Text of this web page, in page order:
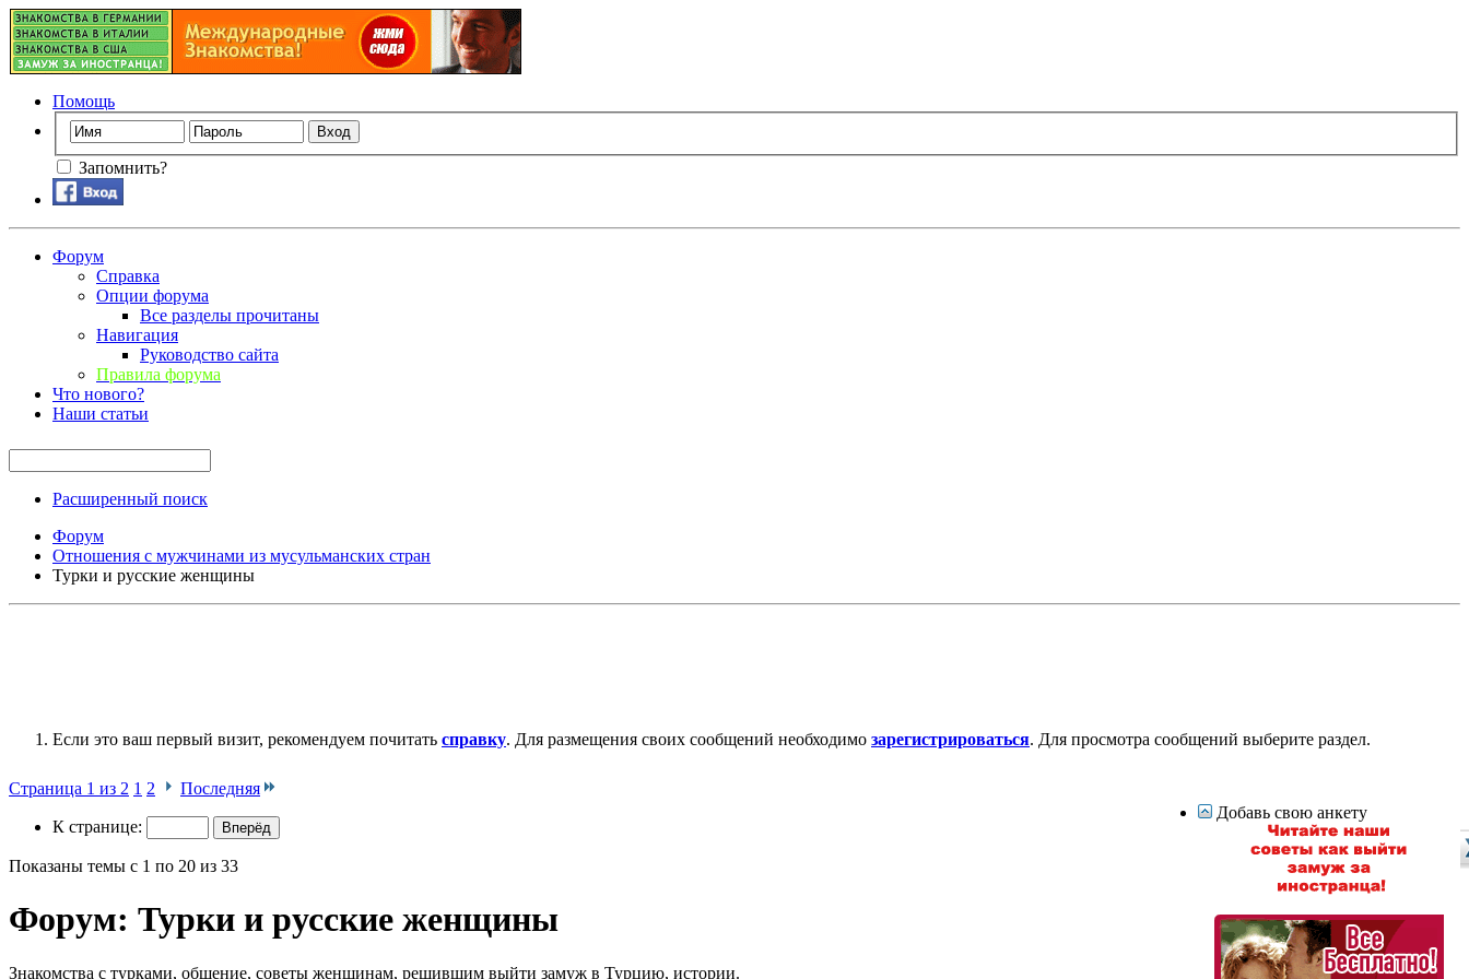
Помощь
Запомнить?
Форум
Справка
Опции форума
Все разделы прочитаны
Навигация
Руководство сайта
Правила форума
Что нового?
Наши статьи
Расширенный поиск
Форум
Отношения с мужчинами из мусульманских стран
Турки и русские женщины
Если это ваш первый визит, рекомендуем почитать справку. Для размещения своих сообщений необходимо зарегистрироваться. Для просмотра сообщений выберите раздел.
Страница 1 из 2 1 2 Последняя
К странице:
Показаны темы с 1 по 20 из 33
Форум: Турки и русские женщины
Знакомства с турками, общение, советы женщинам, решившим выйти замуж в Турцию, истории.
Добавь свою анкету